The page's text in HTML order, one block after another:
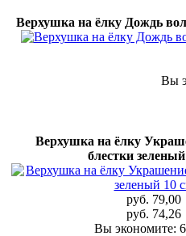
Верхушка на ёлку Дождь
Вы
Верхушка на ёлку
блестки
руб. 79,00
руб. 74,26
Вы экономите: